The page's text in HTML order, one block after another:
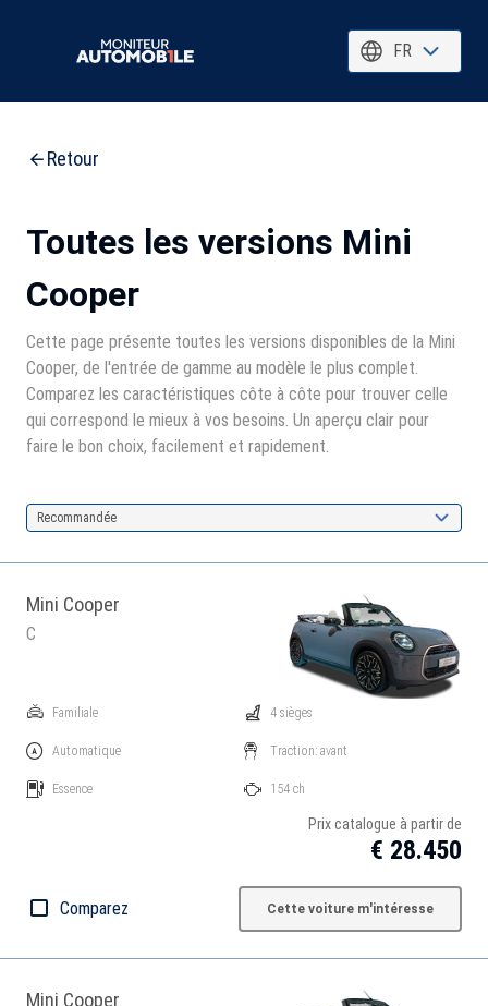
FR
Retour
Toutes les versions Mini
Cooper
Cette page présente toutes les versions disponibles de la Mini
Cooper, de l'entrée de gamme au modèle le plus complet.
Comparez les caractéristiques côte à côte pour trouver celle
qui correspond le mieux à vos besoins. Un aperçu clair pour
faire le bon choix, facilement et rapidement.
Recommandée
Mini Cooper
C
Familiale
Automatique
Essence
4 sièges
Traction: avant
154 ch
Prix catalogue à partir de
€ 28.450
Comparez Cette voiture m'intéresse
Mini Cooper